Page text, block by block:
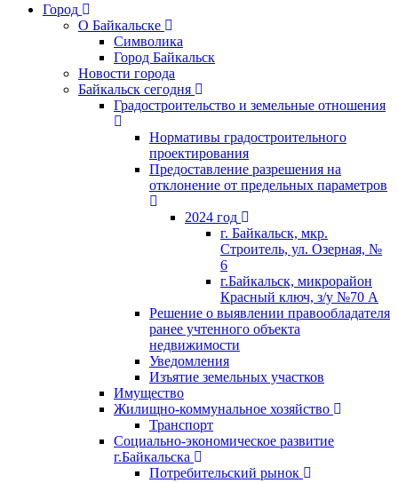
Город
О Байкальске
Символика
Город Байкальск
Новости города
Байкальск сегодня
Градостроительство и земельные отношения
Нормативы градостроительного
проектирования
Предоставление разрешения на
отклонение от предельных параметров
2024 год
г. Байкальск, мкр.
Строитель, ул. Озерная, №
6
г.Байкальск, микрорайон
Красный ключ, з/у №70 А
Решение о выявлении правообладателя
ранее учтенного объекта
недвижимости
Уведомления
Изъятие земельных участков
Имущество
Жилищно-коммунальное хозяйство
Транспорт
Социально-экономическое развитие
г.Байкальска
Потребительский рынок